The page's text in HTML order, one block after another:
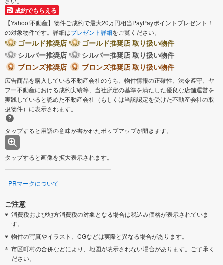
成約でもらえる
【Yahoo!不動産】物件ご成約で最大20万円相当PayPayポイントプレゼント！
の対象物件です。詳細はプレゼント詳細をご覧ください。
ゴールド推奨店
ゴールド推奨店 取り扱い物件
シルバー推奨店
シルバー推奨店 取り扱い物件
ブロンズ推奨店
ブロンズ推奨店 取り扱い物件
広告商品を購入している不動産会社のうち、物件情報の正確性、法令遵守、ヤ
フー不動産における成約実績等、当社所定の基準を満たした優良な店舗運営を
実践していると認めた不動産会社（もしくは当該認定を受けた不動産会社の取
扱物件）に表示されます。
タップすると用語の意味が書かれたポップアップが開きます。
タップすると画像を拡大表示されます。
PRマークについて
ご注意
消費税および地方消費税の対象となる場合は税込み価格が表示されていま
す。
物件の写真やイラスト、CGなどは実際と異なる場合があります。
市区町村の合併などにより、地図が表示されない場合があります。ご了承く
ださい。